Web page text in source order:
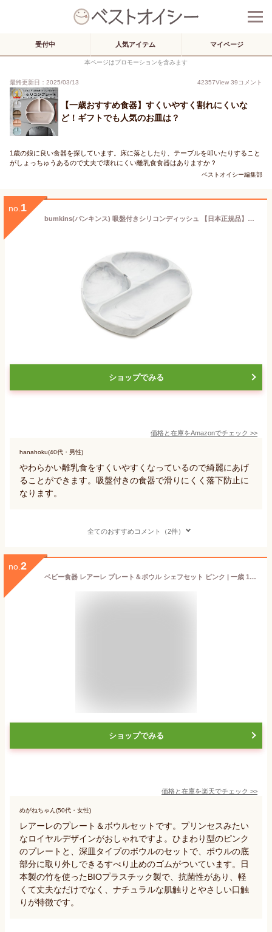
受付中 人気アイテム マイページ
本ページはプロモーションを含みます
最終更新日：2025/03/13 42357View 39コメント
【一歳おすすめ食器】すくいやすく割れにくいな
ど！ギフトでも人気のお皿は？
1歳の娘に良い食器を探しています。床に落としたり、テーブルを叩いたりすること
がしょっちゅうあるので丈夫で壊れにくい離乳食食器はありますか？
ベストオイシー編集部
no. 1
bumkins(バンキンス) 吸盤付きシリコンディッシュ 【日本正規品】6ヵ月 グレーマーブル GD-MRB
ショップでみる
価格と在庫をAmazonでチェック >>
hanahoku(40代・男性)
やわらかい離乳食をすくいやすくなっているので綺麗にあげ
ることができます。吸盤付きの食器で滑りにくく落下防止に
なります。
全てのおすすめコメント（2件）
no. 2
ベビー食器 レアーレ プレート＆ボウル シェフセット ピンク | 一歳 1歳 3歳 誕生日プレゼント 女 2歳 赤ちゃん プレゼント 女の子 子供 出産祝い 離乳食 食器セット おしゃれ 0歳 食器 ベビー 子ども キッズ プレート お食い初め こども食器 ベビー用食器 セット 育児用品
ショップでみる
価格と在庫を楽天でチェック >>
めがねちゃん(50代・女性)
レアーレのプレート＆ボウルセットです。プリンセスみたい
なロイヤルデザインがおしゃれですよ。ひまわり型のピンク
のプレートと、深皿タイプのボウルのセットで、ボウルの底
部分に取り外しできるすべり止めのゴムがついています。日
本製の竹を使ったBIOプラスチック製で、抗菌性があり、軽
くて丈夫なだけでなく、ナチュラルな肌触りとやさしい口触
りが特徴です。